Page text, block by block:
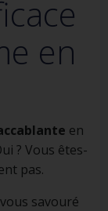
en
en
? Vous êtes-
pas.
savouré